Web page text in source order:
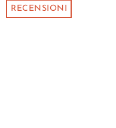
RECENSIONI